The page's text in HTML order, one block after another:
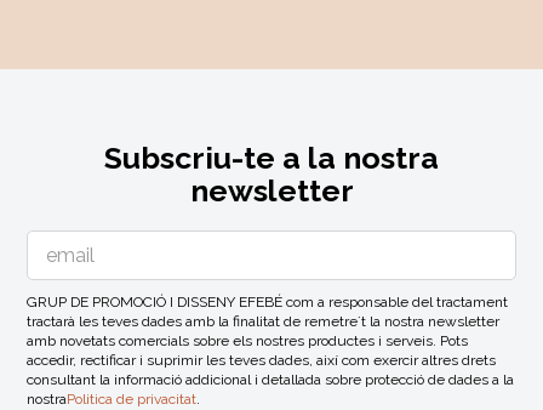
Subscriu-te a la nostra
newsletter
GRUP DE PROMOCIÓ I DISSENY EFEBÉ com a responsable del tractament
tractarà les teves dades amb la finalitat de remetre´t la nostra newsletter
amb novetats comercials sobre els nostres productes i serveis. Pots
accedir, rectificar i suprimir les teves dades, així com exercir altres drets
consultant la informació addicional i detallada sobre protecció de dades a la
nostraPolitica de privacitat.